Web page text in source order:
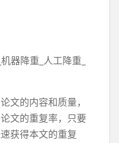
器降重_人工降重_
文的内容和质量，
文的重复率，只要
获得本文的重复